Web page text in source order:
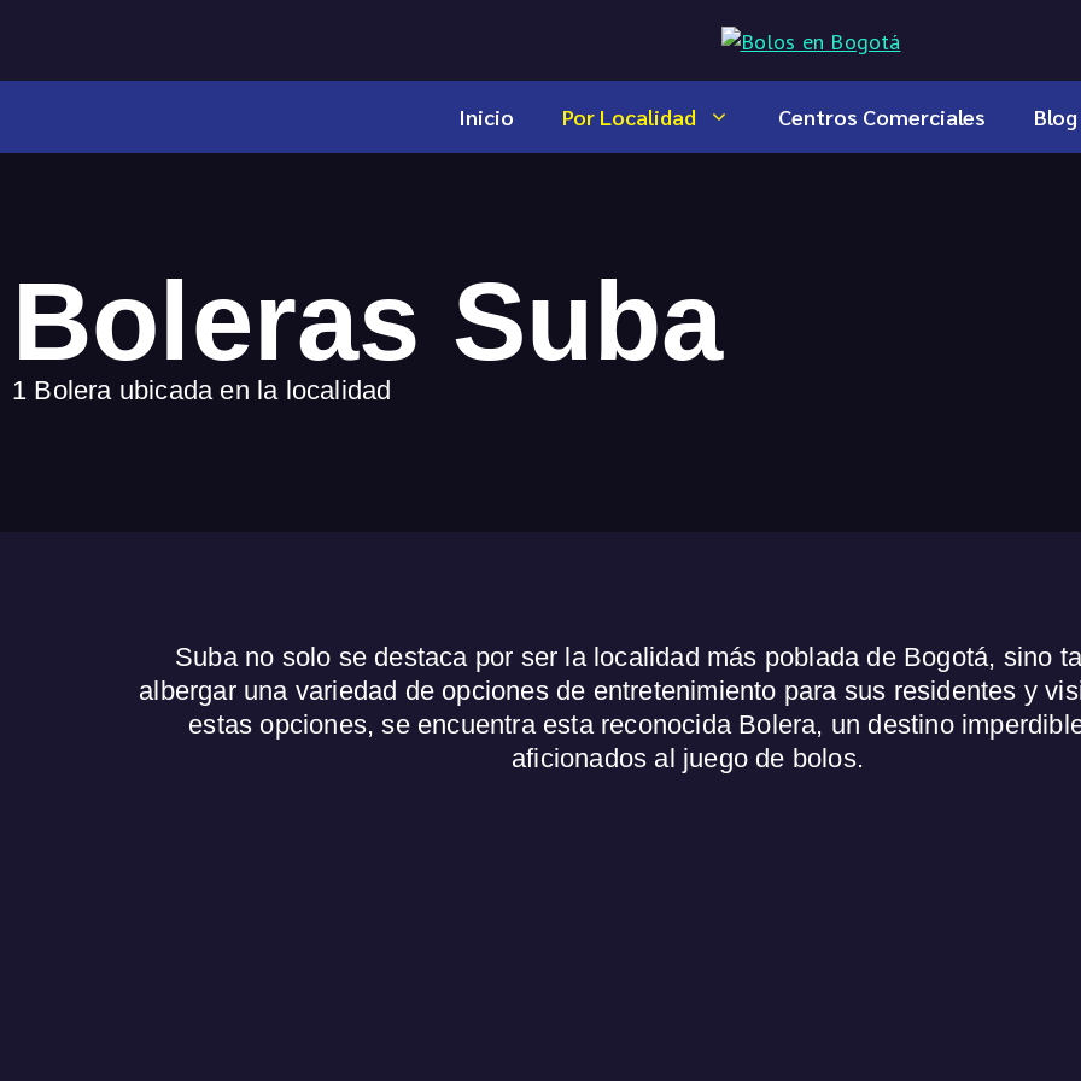
Inicio Por Localidad Centros Comerciales Blog
Boleras Suba
1 Bolera ubicada en la localidad
Suba no solo se destaca por ser la localidad más poblada de Bogotá, sino
albergar una variedad de opciones de entretenimiento para sus residentes y
estas opciones, se encuentra esta reconocida Bolera, un destino
aficionados al juego de bolos.